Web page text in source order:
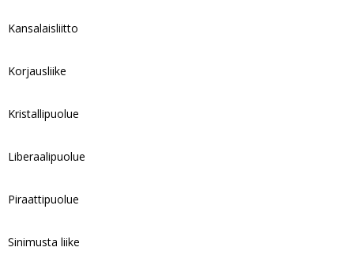
Kansalaisliitto
Korjausliike
Kristallipuolue
Liberaalipuolue
Piraattipuolue
Sinimusta liike